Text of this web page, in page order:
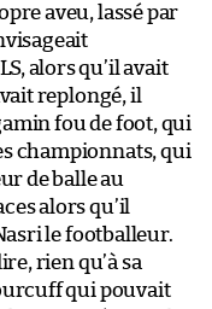
aveu, lassé par
alors qu’il avait
replongé, il
fou de foot, qui
championnats, qui
de balle au
alors qu’il
le footballeur.
rien qu’à sa
qui pouvait